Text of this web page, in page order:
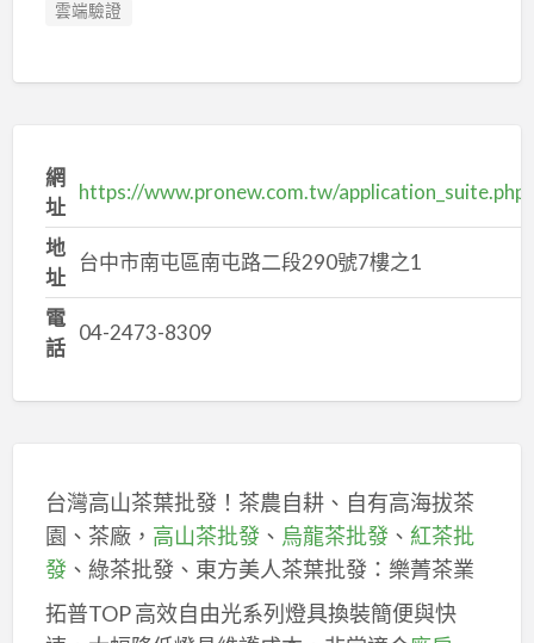
雲端驗證
網
址
https://www.pronew.com.tw/application_suite.php
地
址
台中市南屯區南屯路二段290號7樓之1
電
話
04-2473-8309
台灣高山茶葉批發！茶農自耕、自有高海拔茶
園、茶廠， 高山茶批發、 烏龍茶批發、 紅茶批
發、綠茶批發、東方美人茶葉批發：樂菁茶業
拓普TOP 高效自由光系列燈具換裝簡便與快